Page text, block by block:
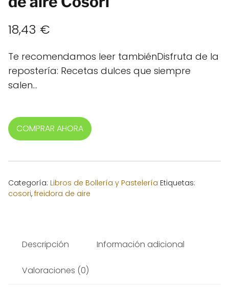
18,43 €
Te recomendamos leer tambiénDisfruta de la
repostería: Recetas dulces que siempre
salen…
COMPRAR AHORA
Categoría: Libros de Bollería y Pastelería Etiquetas:
cosori, freidora de aire
Descripción Información adicional
Valoraciones (0)